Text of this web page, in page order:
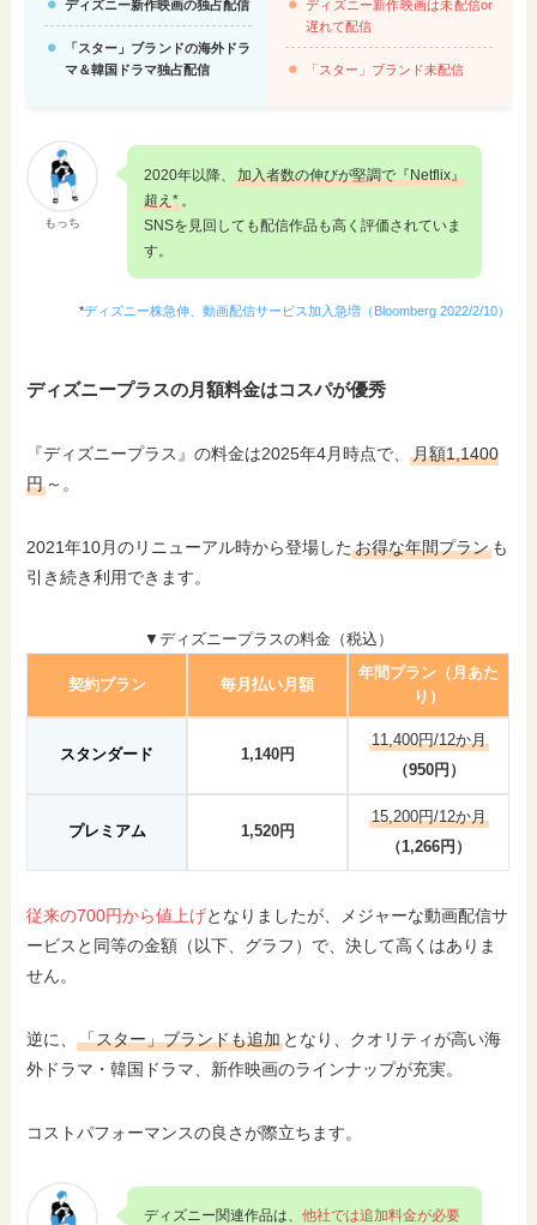
ディズニー新作映画の独占配信
「スター」ブランドの海外ドラ
マ＆韓国ドラマ独占配信
ディズニー新作映画は未配信or
遅れて配信
「スター」ブランド未配信
もっち
2020年以降、
加入者数の伸びが堅調で『Netflix』
超え* 。
SNSを見回しても配信作品も高く評価されていま
す。
*ディズニー株急伸、動画配信サービス加入急増（Bloomberg 2022/2/10）
ディズニープラスの月額料金はコスパが優秀
『ディズニープラス』の料金は2025年4月時点で、月額1,1400
円 ～。
2021年10月のリニューアル時から登場したお得な年間プラン も
引き続き利用できます。
▼ディズニープラスの料金（税込）
契約プラン 毎月払い月額
年間プラン（月あた
り）
スタンダード 1,140円
11,400円/12か月
（950円）
プレミアム 1,520円
15,200円/12か月
（1,266円）
従来の700円から値上げとなりましたが、メジャーな動画配信サ
ービスと同等の金額（以下、グラフ）で、決して高くはありま
せん。
逆に、「スター」ブランドも追加 となり、クオリティが高い海
外ドラマ・韓国ドラマ、新作映画のラインナップが充実。
コストパフォーマンスの良さが際立ちます。
ディズニー関連作品は、 他社では追加料金が必要